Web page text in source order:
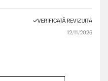
VERIFICATĂ REVIZUITĂ
12/11/2025